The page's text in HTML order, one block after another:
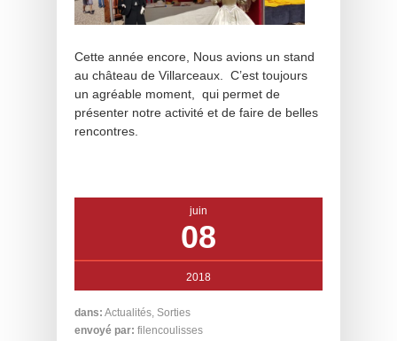
Cette année encore, Nous avions un stand
au château de Villarceaux. C’est toujours
un agréable moment, qui permet de
présenter notre activité et de faire de belles
rencontres.
juin
08
2018
dans: Actualités, Sorties
envoyé par: filencoulisses